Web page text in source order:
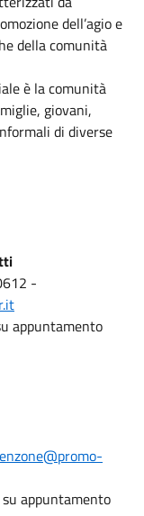
dell’agio e
della comunità
è la comunità
giovani,
di diverse
-
appuntamento
appuntamento